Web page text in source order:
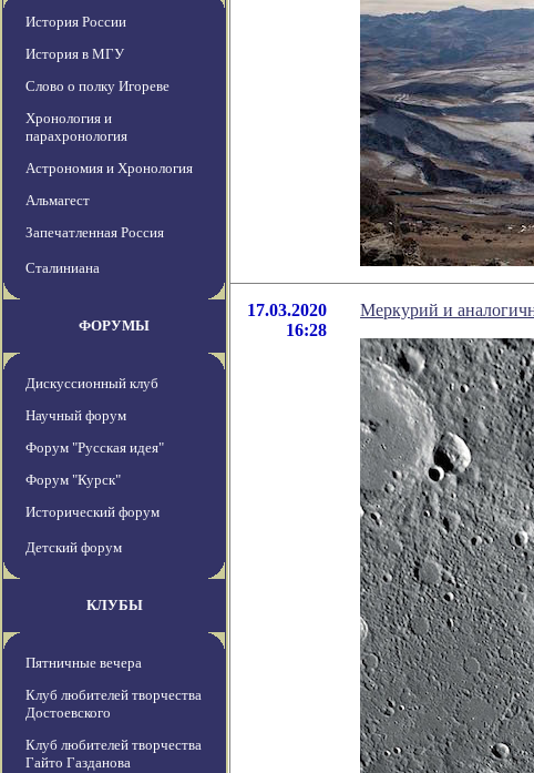
История России
История в МГУ
Слово о полку Игореве
Хронология и
парахронология
Астрономия и Хронология
Альмагест
Запечатленная Россия
Сталиниана
ФОРУМЫ
Дискуссионный клуб
Научный форум
Форум "Русская идея"
Форум "Курск"
Исторический форум
Детский форум
КЛУБЫ
Пятничные вечера
Клуб любителей творчества
Достоевского
Клуб любителей творчества
Гайто Газданова
17.03.2020
16:28
Меркурий и